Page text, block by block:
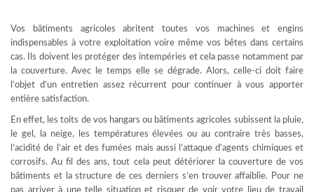
Vos bâtiments agricoles abritent toutes vos machines et engins
indispensables à votre exploitation voire même vos bêtes dans certains
cas. Ils doivent les protéger des intempéries et cela passe notamment par
la couverture. Avec le temps elle se dégrade. Alors, celle-ci doit faire
l’objet d’un entretien assez récurrent pour continuer à vous apporter
entière satisfaction.
En effet, les toits de vos hangars ou bâtiments agricoles subissent la pluie,
le gel, la neige, les températures élevées ou au contraire très basses,
l’acidité de l’air et des fumées mais aussi l’attaque d’agents chimiques et
corrosifs. Au fil des ans, tout cela peut détériorer la couverture de vos
bâtiments et la structure de ces derniers s’en trouver affaiblie. Pour ne